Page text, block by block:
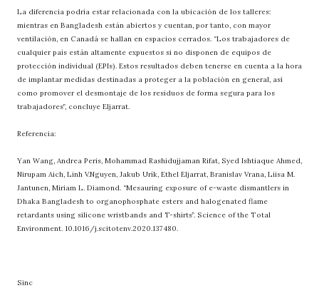
La diferencia podría estar relacionada con la ubicación de los talleres:
mientras en Bangladesh están abiertos y cuentan, por tanto, con mayor
ventilación, en Canadá se hallan en espacios cerrados. “Los trabajadores de
cualquier país están altamente expuestos si no disponen de equipos de
protección individual (EPIs). Estos resultados deben tenerse en cuenta a la hora
de implantar medidas destinadas a proteger a la población en general, así
como promover el desmontaje de los residuos de forma segura para los
trabajadores”, concluye Eljarrat.
Referencia:
Yan Wang, Andrea Peris, Mohammad Rashidujjaman Rifat, Syed Ishtiaque Ahmed,
Nirupam Aich, Linh V.Nguyen, Jakub Urík, Ethel Eljarrat, Branislav Vrana, Liisa M.
Jantunen, Miriam L. Diamond. “Mesauring exposure of e-waste dismantlers in
Dhaka Bangladesh to organophosphate esters and halogenated flame
retardants using silicone wristbands and T-shirts”. Science of the Total
Environment. 10.1016/j.scitotenv.2020.137480.
Sinc